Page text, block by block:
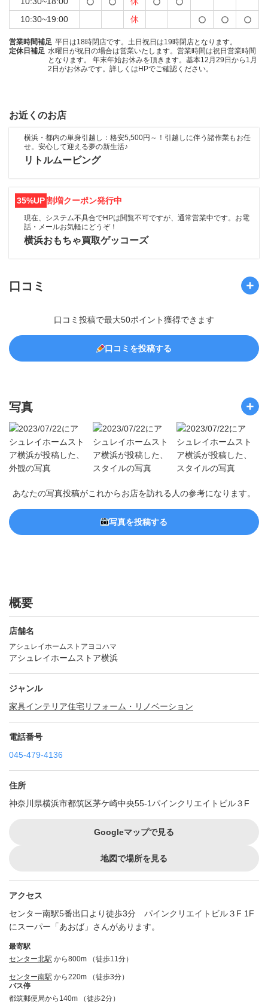
10:30~19:00
休
営業時間補足 平日は18時閉店です。土日祝日は19時閉店となります。
定休日補足 水曜日が祝日の場合は営業いたします。営業時間は祝日営業時間
となります。 年末年始お休みを頂きます。基本12月29日から1月
2日がお休みです。詳しくはHPでご確認ください。
お近くのお店
横浜・都内の単身引越し：格安5,500円～！引越しに伴う諸作業もお任
せ。安心して迎える夢の新生活♪
リトルムービング
35%UP割増クーポン発行中
現在、システム不具合でHPは閲覧不可ですが、通常営業中です。お電
話・メールお気軽にどうぞ！
横浜おもちゃ買取ゲッコーズ
口コミ
口コミ投稿で最大50ポイント獲得できます
口コミを投稿する
写真
あなたの写真投稿がこれからお店を訪れる人の参考になります。
写真を投稿する
概要
店舗名
アシュレイホームストアヨコハマ
アシュレイホームストア横浜
ジャンル
家具インテリア住宅リフォーム・リノベーション
電話番号
045-479-4136
住所
神奈川県横浜市都筑区茅ケ崎中央55-1パインクリエイトビル３F
Googleマップで見る
地図で場所を見る
アクセス
センター南駅5番出口より徒歩3分 パインクリエイトビル３F 1F
にスーパー「あおば」さんがあります。
最寄駅
センター北駅 から800m （徒歩11分）
センター南駅 から220m （徒歩3分）
バス停
都筑郵便局から140m （徒歩2分）